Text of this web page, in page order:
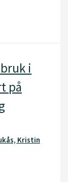
i
på
Kristin